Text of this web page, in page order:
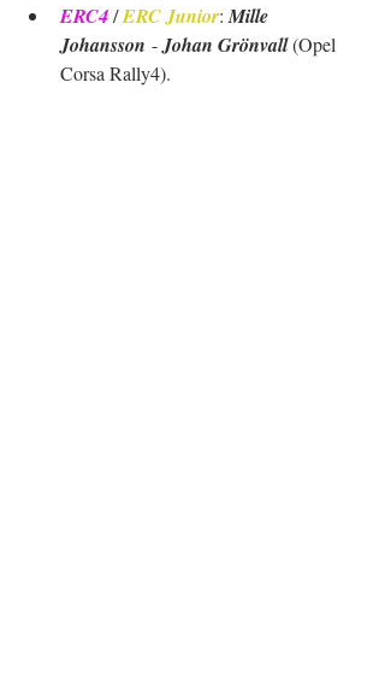
ERC4 / ERC Junior: Mille
Johansson - Johan Grönvall (Opel
Corsa Rally4).